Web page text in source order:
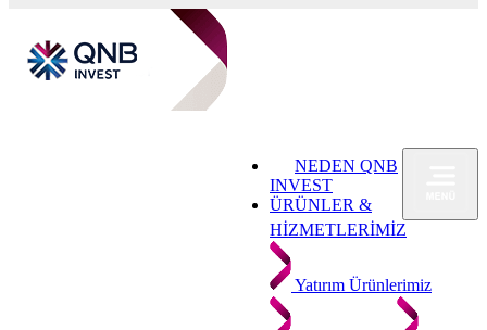
NEDEN QNB
INVEST
ÜRÜNLER &
HİZMETLERİMİZ
Yatırım Ürünlerimiz